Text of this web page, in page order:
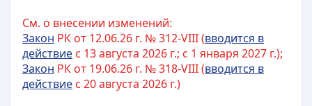
См. о внесении изменений:
Закон РК от 12.06.26 г. № 312-VIII (вводится в
действие с 13 августа 2026 г.; с 1 января 2027 г.);
Закон РК от 19.06.26 г. № 318-VIII (вводится в
действие с 20 августа 2026 г.)